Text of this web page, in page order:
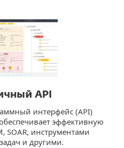
API
интерфейс (API)
эффективную
SOAR, инструментами
и другими.